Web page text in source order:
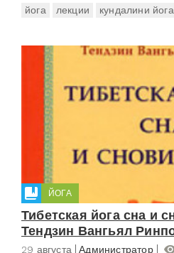
йога
лекции кундалини йога
ЙОГА
Тибетская йога сна и
Тендзин Вангьял
29 августа Администратор